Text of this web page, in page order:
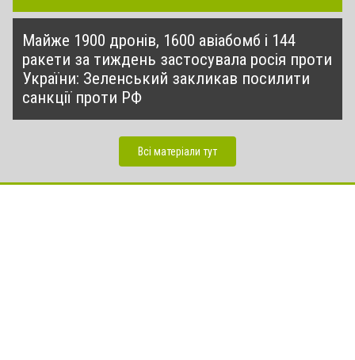
Майже 1900 дронів, 1600 авіабомб і 144
ракети за тиждень застосувала росія проти
України: Зеленський закликав посилити
санкції проти РФ
Всі матеріали тут